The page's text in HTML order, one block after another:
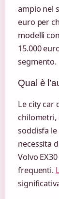
ampio nel
euro per
modelli
15.000
segmento.
Qual è
Le city car
chilometri,
soddisfa
necessita
Volvo
frequenti.